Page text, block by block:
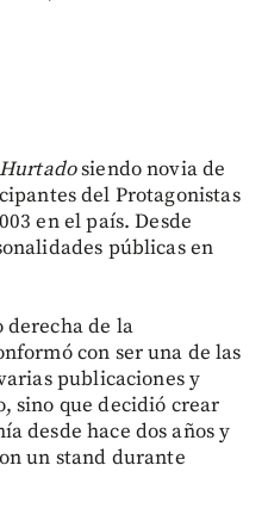
siendo novia de
del Protagonistas
en el país. Desde
públicas en
derecha de la
con ser una de las
publicaciones y
sino que decidió crear
desde hace dos años y
un stand durante